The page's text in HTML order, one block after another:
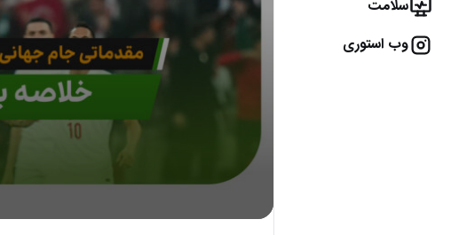
سلامت
وب استوری